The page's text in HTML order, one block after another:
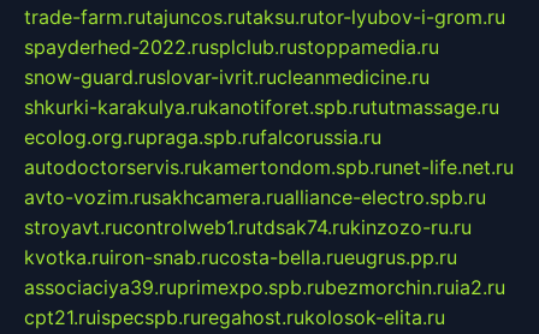
trade-farm.rutajuncos.rutaksu.rutor-lyubov-i-grom.ru
spayderhed-2022.rusplclub.rustoppamedia.ru
snow-guard.ruslovar-ivrit.rucleanmedicine.ru
shkurki-karakulya.rukanotiforet.spb.rututmassage.ru
ecolog.org.rupraga.spb.rufalcorussia.ru
autodoctorservis.rukamertondom.spb.runet-life.net.ru
avto-vozim.rusakhcamera.rualliance-electro.spb.ru
stroyavt.rucontrolweb1.rutdsak74.rukinzozo-ru.ru
kvotka.ruiron-snab.rucosta-bella.rueugrus.pp.ru
associaciya39.ruprimexpo.spb.rubezmorchin.ruia2.ru
cpt21.ruispecspb.ruregahost.rukolosok-elita.ru